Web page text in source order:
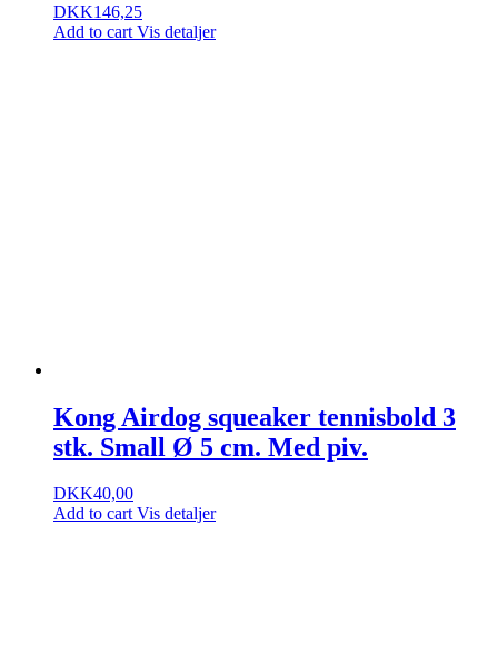
DKK146,25
Add to cart Vis detaljer
Kong Airdog squeaker tennisbold 3
stk. Small Ø 5 cm. Med piv.
DKK40,00
Add to cartVis detaljer